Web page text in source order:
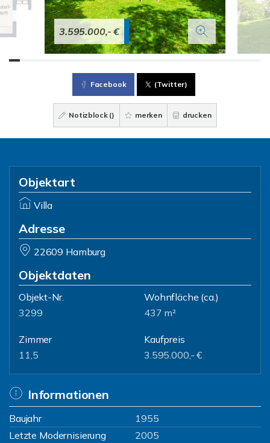
3.595.000,- €
Facebook (Twitter)
Notizblock () merken drucken
Objektart
Villa
Adresse
22609 Hamburg
Objektdaten
Objekt-Nr.
3299
Wohnfläche (ca.)
437 m²
Zimmer
11,5
Kaufpreis
3.595.000,- €
Informationen
Baujahr
1955
Letzte Modernisierung
2005